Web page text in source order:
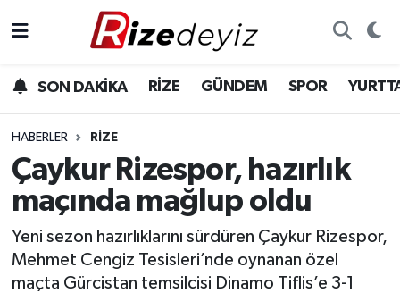
SON DAKİKA RİZE GÜNDEM SPOR
HABERLER RIZE
Çaykur Rizespor, hazırlık
maçında mağlup oldu
Yeni sezon hazırlıklarını sürdüren Çaykur Rizespor,
Mehmet Cengiz Tesisleri’nde oynanan özel
maçta Gürcistan temsilcisi Dinamo Tiflis’e 3-1
Gündem
Yurttan Haberler
Ekonomi
Teknoloji
Rize Hava Durumu
Rize Trafik Yoğunluk Haritası
Süper Lig Puan Durumu ve Fikstür
Tüm Manşetler